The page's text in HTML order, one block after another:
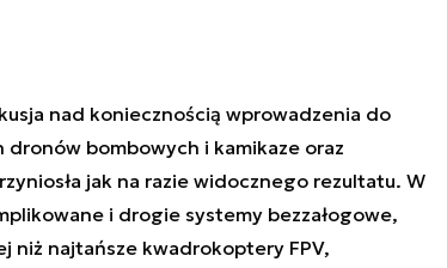
nad koniecznością wprowadzenia do
bombowych i kamikaze oraz
jak na razie widocznego rezultatu. W
i drogie systemy bezzałogowe,
niż najtańsze kwadrokoptery FPV,